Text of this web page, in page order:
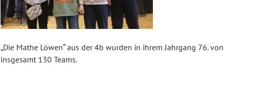
„Die Mathe Löwen“ aus der 4b wurden in ihrem Jahrgang 76. von
insgesamt 130 Teams.